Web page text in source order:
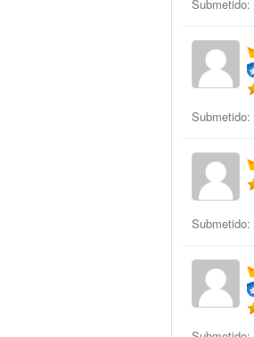
Submetido:
Submetido:
Submetido: